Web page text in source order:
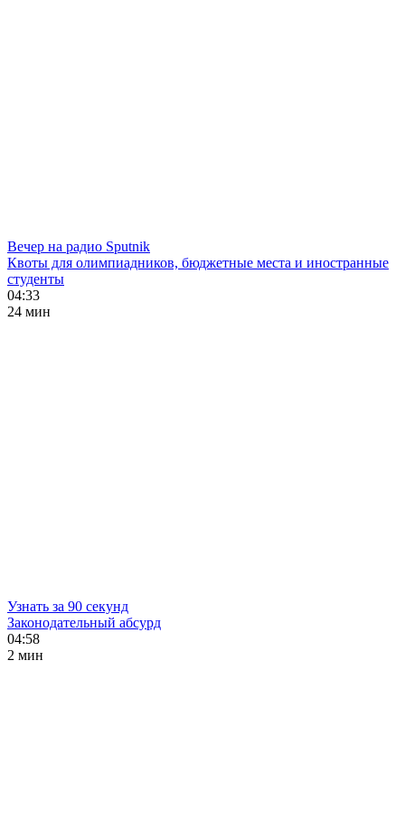
Вечер на радио Sputnik
Квоты для олимпиадников, бюджетные места и иностранные
студенты
04:33
24 мин
Узнать за 90 секунд
Законодательный абсурд
04:58
2 мин